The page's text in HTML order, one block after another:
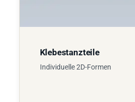
Klebestanzteile
Individuelle 2D-Formen